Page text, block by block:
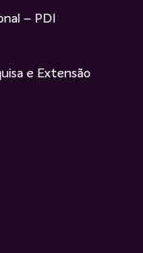
– PDI
e Extensão